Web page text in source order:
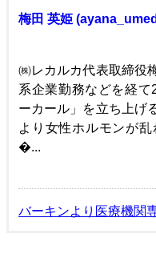
梅田 英姫
㈱レカルカ代表取締役
系企業勤務などを経
ーカール」を立ち上げ
より女性ホルモンが
�...
バーキンより医療機関